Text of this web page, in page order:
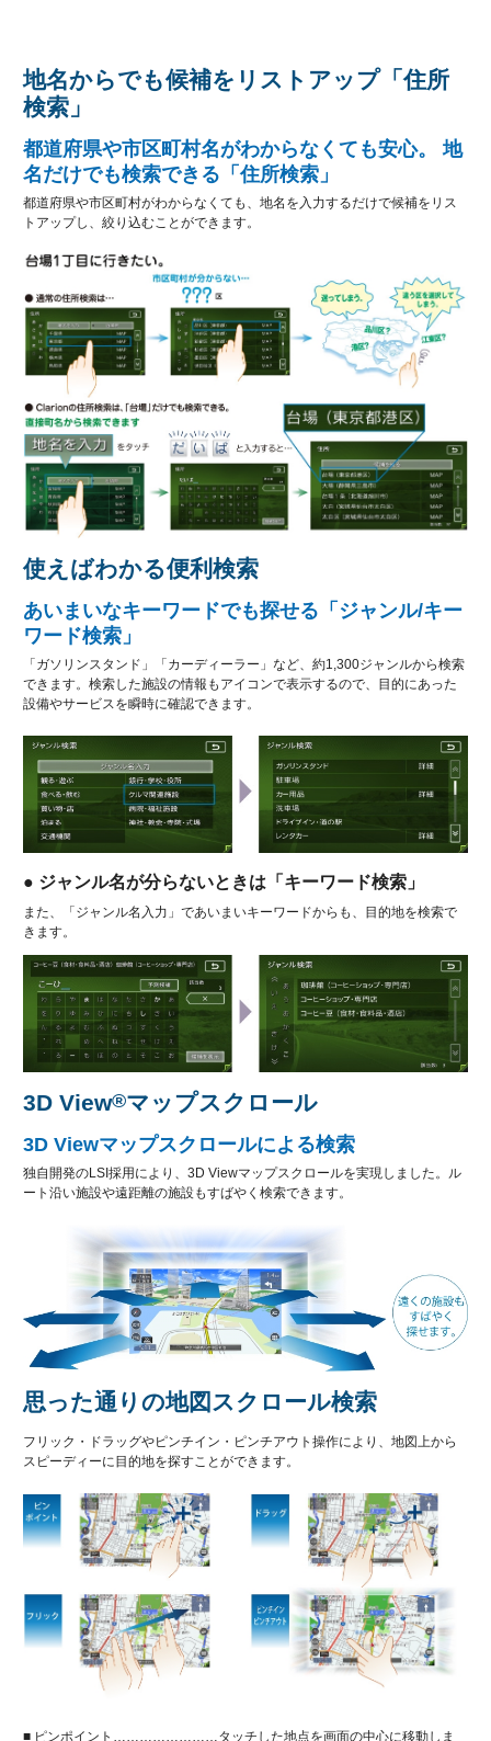
地名からでも候補をリストアップ「住所
検索」
都道府県や市区町村名がわからなくても安心。 地
名だけでも検索できる「住所検索」
都道府県や市区町村がわからなくても、地名を入力するだけで候補をリス
トアップし、絞り込むことができます。
使えばわかる便利検索
あいまいなキーワードでも探せる「ジャンル/キー
ワード検索」
「ガソリンスタンド」「カーディーラー」など、約1,300ジャンルから検索
できます。検索した施設の情報もアイコンで表示するので、目的にあった
設備やサービスを瞬時に確認できます。
● ジャンル名が分らないときは「キーワード検索」
また、「ジャンル名入力」であいまいキーワードからも、目的地を検索で
きます。
3D View®マップスクロール
3D Viewマップスクロールによる検索
独自開発のLSI採用により、3D Viewマップスクロールを実現しました。ル
ート沿い施設や遠距離の施設もすばやく検索できます。
思った通りの地図スクロール検索
フリック・ドラッグやピンチイン・ピンチアウト操作により、地図上から
スピーディーに目的地を探すことができます。
■ ピンポイント……………………タッチした地点を画面の中心に移動しま